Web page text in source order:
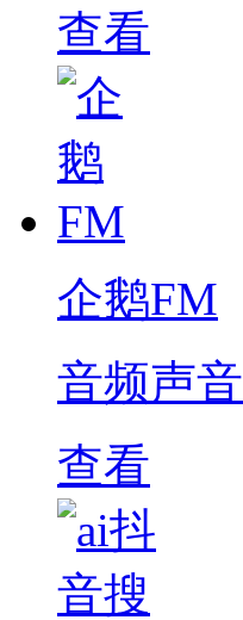
查看
企鹅FM
音频声音
查看